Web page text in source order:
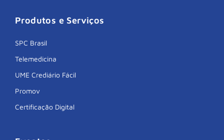
Produtos e Serviços
SPC Brasil
Telemedicina
UME Crediário Fácil
Promov
Certificação Digital